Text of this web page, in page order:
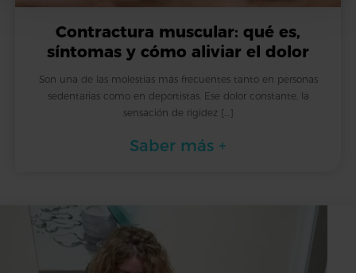
Contractura muscular: qué es,
síntomas y cómo aliviar el dolor
Son una de las molestias más frecuentes tanto en personas
sedentarias como en deportistas. Ese dolor constante, la
sensación de rigidez […]
Saber más +